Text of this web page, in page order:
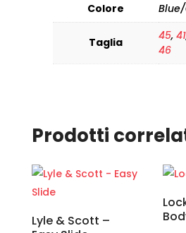
Colore
Taglia 45, 41
46
Prodotti
Lyle & Scott –